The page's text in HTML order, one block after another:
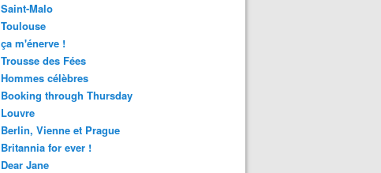
Saint-Malo
Toulouse
ça m'énerve !
Trousse des Fées
Hommes célèbres
Booking through Thursday
Louvre
Berlin, Vienne et Prague
Britannia for ever !
Dear Jane